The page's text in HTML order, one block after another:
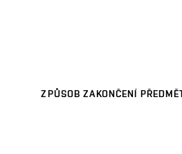
ZPŮSOB ZAKONČENÍ